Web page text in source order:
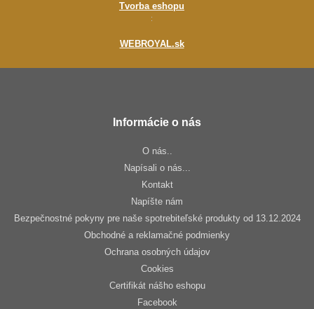
Tvorba eshopu
:
WEBROYAL.sk
Informácie o nás
O nás..
Napísali o nás...
Kontakt
Napíšte nám
Bezpečnostné pokyny pre naše spotrebiteľské produkty od 13.12.2024
Obchodné a reklamačné podmienky
Ochrana osobných údajov
Cookies
Certifikát nášho eshopu
Facebook